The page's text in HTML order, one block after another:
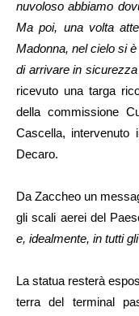
nuvoloso abbiamo
Ma poi, una volta
Madonna, nel cielo si
di arrivare in
ricevuto una targa
della commissione
Cascella, intervenuto
Decaro.
Da Zaccheo un
gli scali aerei del
e, idealmente, in tutti
La statua resterà
terra del terminal